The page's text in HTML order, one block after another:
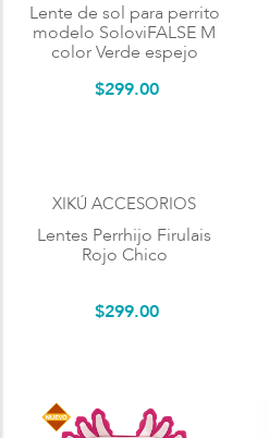
Lente de sol para perrito
modelo SoloviFALSE M
color Verde espejo
$299.00
XIKÚ ACCESORIOS
Lentes Perrhijo Firulais
Rojo Chico
$299.00